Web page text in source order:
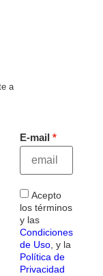
a
E-mail
Acepto
los términos
y las
Condiciones
de Uso, y la
Política de
Privacidad